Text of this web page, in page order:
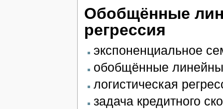
Обобщённые
регрессия
экспоненциальное
обобщённые
логистическая
задача кредитного